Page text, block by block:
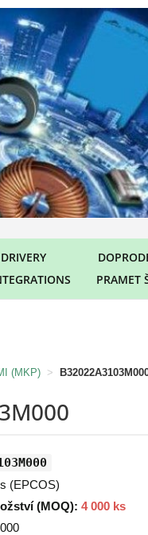
PRAMET
(MKP) >
(EPCOS)
(MOQ): 4 000 ks